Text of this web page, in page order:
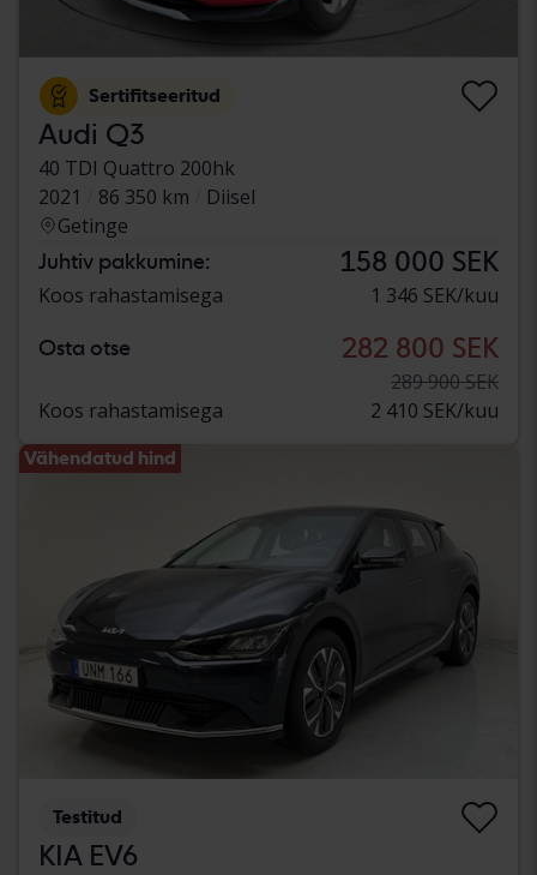
Sertifitseeritud
Audi Q3
40 TDI Quattro 200hk
2021
86 350 km
Diisel
Getinge
Juhtiv pakkumine: 158 000 SEK
Koos rahastamisega 1 346 SEK/kuu
Osta otse 282 800 SEK
289 900 SEK
Koos rahastamisega
2 410 SEK/kuu
Vähendatud hind
Testitud
KIA EV6